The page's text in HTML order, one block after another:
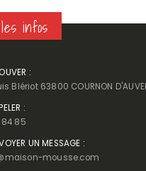
infos
:
Blériot 63800 COURNON
:
84 85
UN MESSAGE :
mousse.com